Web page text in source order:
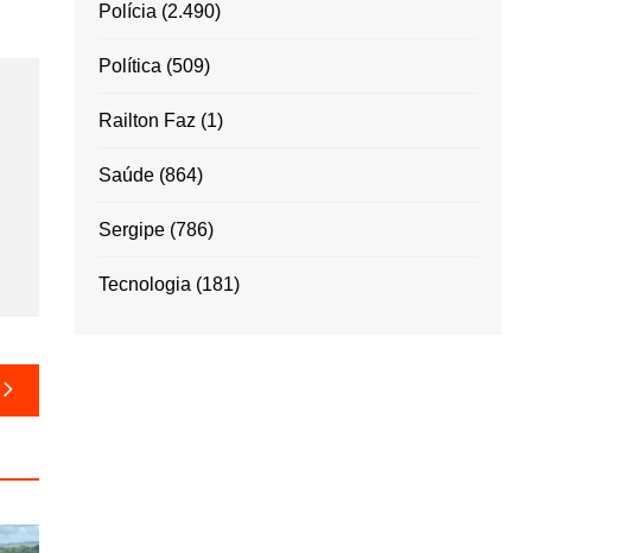
Polícia (2.490)
Política (509)
Railton Faz (1)
Saúde (864)
Sergipe (786)
Tecnologia (181)